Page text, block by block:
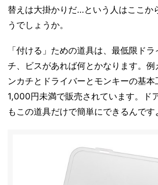
替えは大掛かりだ…という人はここか
うでしょうか。
「付ける」ための道具は、最低限ド
チ、ビスがあれば何とかなります。例
ンカチとドライバーとモンキーの基
1,000円未満で販売されています。ド
もこの道具だけで簡単にできるんです